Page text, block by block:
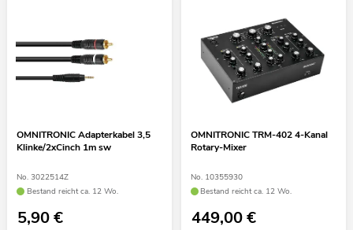
OMNITRONIC Adapterkabel 3,5
Klinke/2xCinch 1m sw
No. 3022514Z
Bestand reicht ca. 12 Wo.
5,90€
OMNITRONIC TRM-402 4-Kanal
Rotary-Mixer
No. 10355930
Bestand reicht ca. 12 Wo.
449,00€